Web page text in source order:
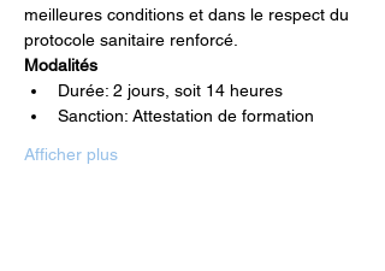
meilleures conditions et dans le respect du
protocole sanitaire renforcé.
Modalités
Durée: 2 jours, soit 14 heures
Sanction: Attestation de formation
Afficher plus